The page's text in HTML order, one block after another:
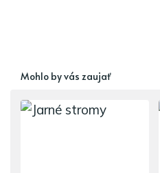
Mohlo by vás zaujať